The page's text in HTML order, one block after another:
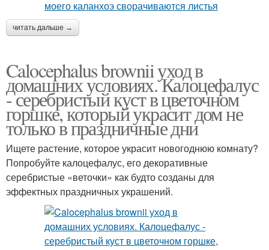
читать дальше →
Calocephalus brownii уход в
домашних условиях. Калоцефалус
- серебристый куст в цветочном
горшке, который украсит дом не
только в праздничные дни
Ищете растение, которое украсит новогоднюю комнату?
Попробуйте калоцефалус, его декоративные
серебристые «веточки» как будто созданы для
эффектных праздничных украшений.